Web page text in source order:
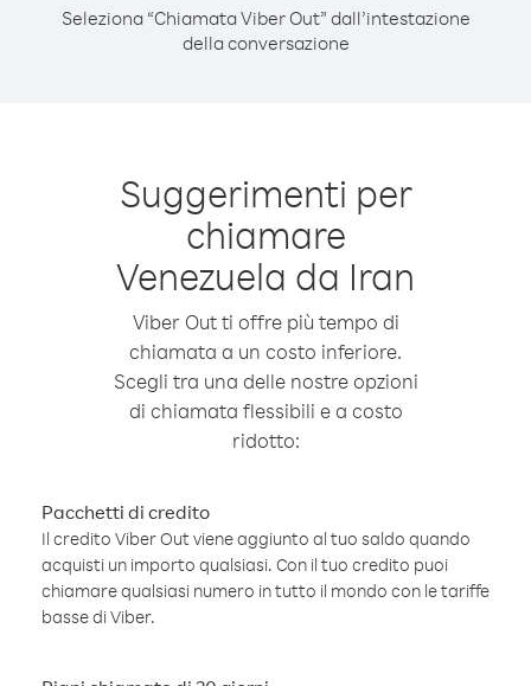
Seleziona “Chiamata Viber Out” dall’intestazione
della conversazione
Suggerimenti per
chiamare
Venezuela da Iran
Viber Out ti offre più tempo di
chiamata a un costo inferiore.
Scegli tra una delle nostre opzioni
di chiamata flessibili e a costo
ridotto:
Pacchetti di credito
Il credito Viber Out viene aggiunto al tuo saldo quando
acquisti un importo qualsiasi. Con il tuo credito puoi
chiamare qualsiasi numero in tutto il mondo con le tariffe
basse di Viber.